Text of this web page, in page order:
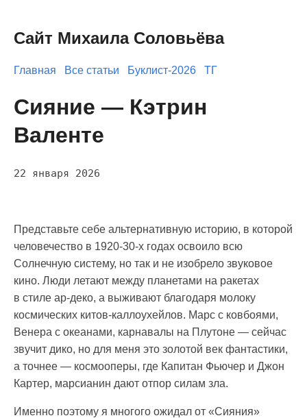
Сайт Михаила Соловьёва
Главная Все статьи Буклист-2026 ТГ
Сияние — Кэтрин
Валенте
22 января 2026
Представьте себе альтернативную историю, в которой
человечество в 1920-30-х годах освоило всю
Солнечную систему, но так и не изобрело звуковое
кино. Люди летают между планетами на ракетах
в стиле ар-деко, а выживают благодаря молоку
космических китов-каллоухейлов. Марс с ковбоями,
Венера с океанами, карнавалы на Плутоне — сейчас
звучит дико, но для меня это золотой век фантастики,
а точнее — космооперы, где Капитан Фьючер и Джон
Картер, марсианин дают отпор силам зла.
Именно поэтому я многого ожидал от «Сияния»